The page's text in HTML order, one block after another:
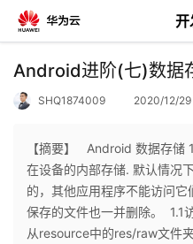
开
返
个
Android进阶(七)数据
SHQ1874009 2020/12/29
【摘要】 Android 数据存储
在设备的内部存储. 默认情况
的，其他应用程序不能访问
保存的文件也一并删除。 1.1
从resource中的res/raw文件